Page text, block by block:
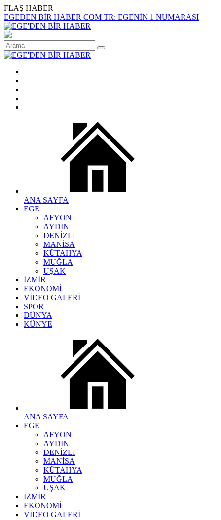
FLAŞ HABER
EGEDEN BİR HABER COM TR: EGENİN 1 NUMARASI
ANA SAYFA
EGE
AFYON
AYDIN
DENİZLİ
MANİSA
KÜTAHYA
MUĞLA
UŞAK
İZMİR
EKONOMİ
VİDEO GALERİ
SPOR
DÜNYA
KÜNYE
ANA SAYFA
EGE
AFYON
AYDIN
DENİZLİ
MANİSA
KÜTAHYA
MUĞLA
UŞAK
İZMİR
EKONOMİ
VİDEO GALERİ